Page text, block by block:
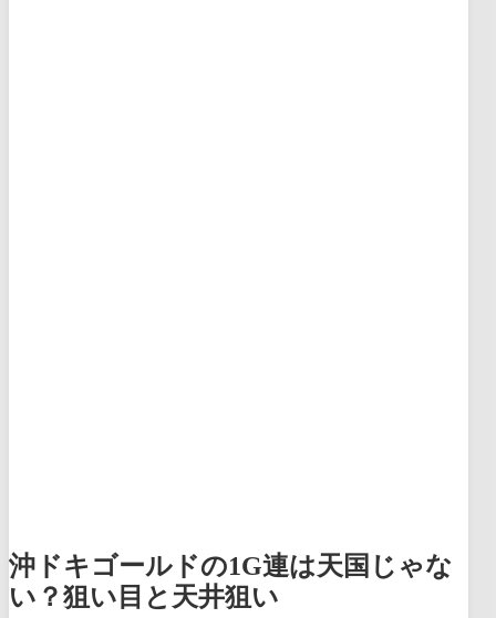
沖ドキゴールドの1G連は天国じゃな
い？狙い目と天井狙い